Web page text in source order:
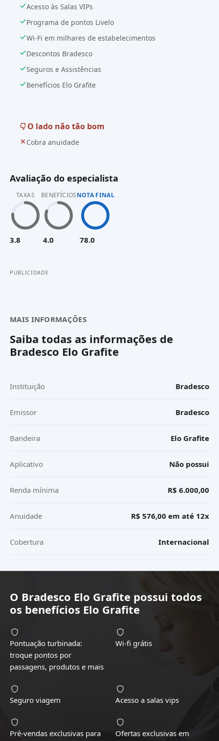
Acesso às Salas VIPs
Programa de pontos Livelo
Wi-Fi em milhares de estabelecimentos
Descontos Bradesco
Seguros e Assistências
Benefícios Elo Grafite
O lado não tão bom
Cobra anuidade
Avaliação do especialista
TAXAS
3.8
BENEFÍCIOS
4.0
NOTA FINAL
78.0
PUBLICIDADE
MAIS INFORMAÇÕES
Saiba todas as informações de
Bradesco Elo Grafite
Instituição Bradesco
Emissor Bradesco
Bandeira Elo Grafite
Aplicativo Não possui
Renda mínima R$ 6.000,00
Anuidade R$ 576,00 em até 12x
Cobertura Internacional
O Bradesco Elo Grafite possui todos
os benefícios Elo Grafite
Pontuação turbinada:
troque pontos por
passagens, produtos e mais
Wi-fi grátis
Seguro viagem Acesso a salas vips
Pré-vendas exclusivas para
Ofertas exclusivas em